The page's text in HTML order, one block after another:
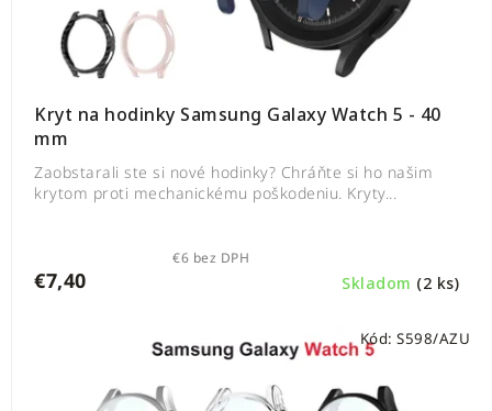
Kryt na hodinky Samsung Galaxy Watch 5 - 40
mm
Skladom (2 ks)
€6 bez DPH
€7,40
Zaobstarali ste si nové hodinky? Chráňte si ho našim
krytom proti mechanickému poškodeniu. Kryty...
Kód: S598/AZU